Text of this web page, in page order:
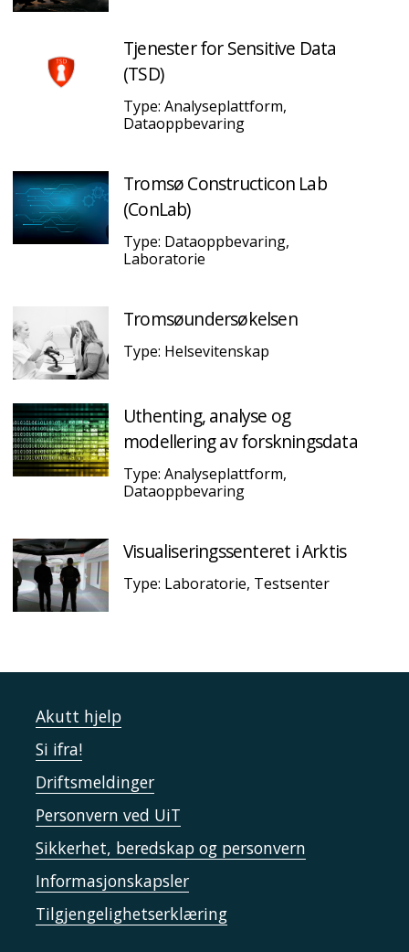
Tjenester for Sensitive Data
(TSD)
Type: Analyseplattform,
Dataoppbevaring
Tromsø Constructicon Lab
(ConLab)
Type: Dataoppbevaring,
Laboratorie
Tromsøundersøkelsen
Type: Helsevitenskap
Uthenting, analyse og
modellering av forskningsdata
Type: Analyseplattform,
Dataoppbevaring
Visualiseringssenteret i Arktis
Type: Laboratorie, Testsenter
Akutt hjelp
Si ifra!
Driftsmeldinger
Personvern ved UiT
Sikkerhet, beredskap og personvern
Informasjonskapsler
Tilgjengelighetserklæring